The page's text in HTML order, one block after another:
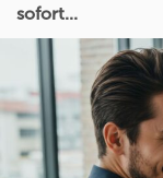
sofort...